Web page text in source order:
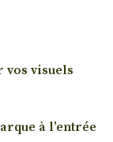
vos visuels
à l’entrée